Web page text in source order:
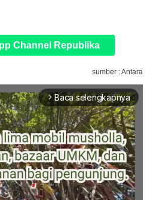
Channel Republika
sumber : Antara
arrow_forward_ios Baca selengkapnya